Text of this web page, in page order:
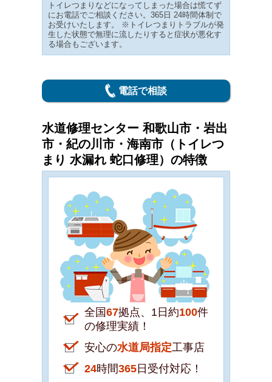
トイレつまりなどになってしまった場合は慌てず
にお電話でご相談ください。365日 24時間体制で
お受けいたします。 ※トイレつまりトラブルが発
生した状態で無理に流したりすると症状が悪化す
る場合もございます。
電話で相談
水道修理センター 和歌山市・岩出
市・紀の川市・海南市（トイレつ
まり 水漏れ 蛇口修理）の特徴
全国67拠点、1日約100件
の修理実績！
安心の水道局指定工事店
24時間365 日受付対応！